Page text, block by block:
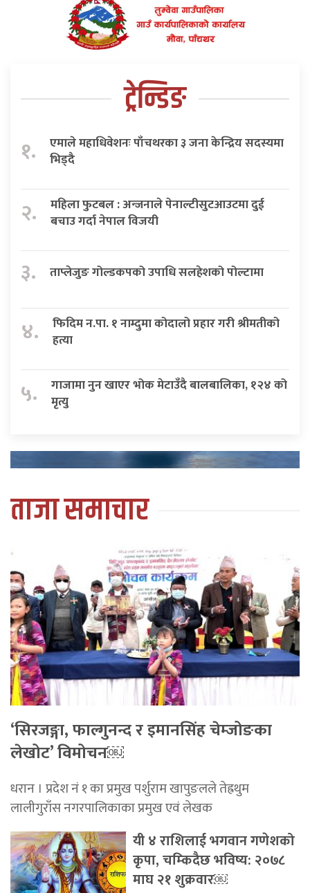
ट्रेन्डिङ
१.
एमाले महाधिवेशनः पाँचथरका ३ जना केन्द्रिय सदस्यमा
भिड्दै
२.
महिला फुटबल : अन्जनाले पेनाल्टीसुटआउटमा दुई
बचाउ गर्दा नेपाल विजयी
३. ताप्लेजुङ गोल्डकपको उपाधि सलहेशको पोल्टामा
४.
फिदिम न.पा. १ नाम्दुमा कोदालो प्रहार गरी श्रीमतीको
हत्या
५.
गाजामा नुन खाएर भोक मेटाउँदै बालबालिका, १२४ को
मृत्यु
ताजा समाचार
‘सिरजङ्गा, फाल्गुनन्द र इमानसिंह चेम्जोङका
लेखोट’ विमोचन￼
धरान । प्रदेश नं १ का प्रमुख पर्शुराम खापुङलले तेह्रथुम
लालीगुराँस नगरपालिकाका प्रमुख एवं लेखक
यी ४ राशिलाई भगवान गणेशको
कृपा, चम्किदैछ भविष्य: २०७८
माघ २१ शुक्रवार￼